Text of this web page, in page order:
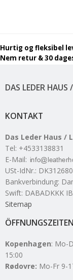
DAS LEDER HAUS
KONTAKT
Das Leder Haus /
Tel: +4533138831
E-Mail:
USt-IdNr.:
Bankverbindung:
Swift: DABADKKK
Sitemap
ÖFFNUNGSZEITEN
Kopenhagen: Mo-
15:00
Rødovre: Mo-Fr 9-
Hurtig og fleksibel
Nem retur & 30